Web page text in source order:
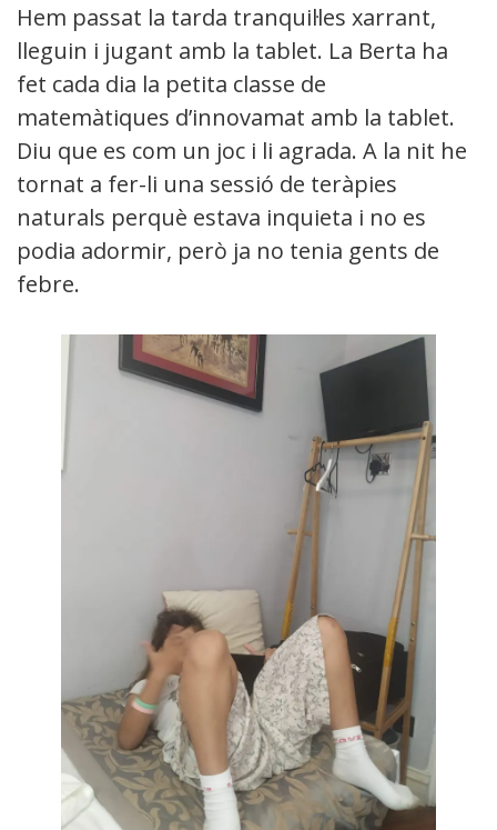
Hem passat la tarda tranquil·les xarrant,
lleguin i jugant amb la tablet. La Berta ha
fet cada dia la petita classe de
matemàtiques d’innovamat amb la tablet.
Diu que es com un joc i li agrada. A la nit he
tornat a fer-li una sessió de teràpies
naturals perquè estava inquieta i no es
podia adormir, però ja no tenia gents de
febre.